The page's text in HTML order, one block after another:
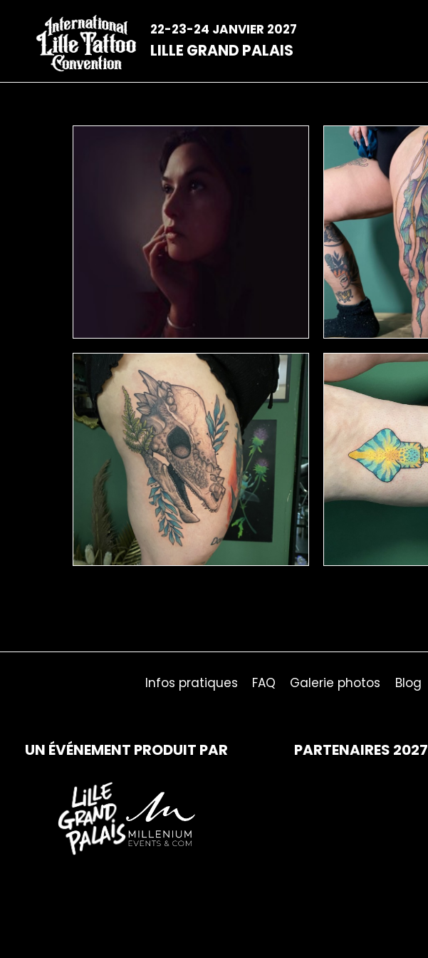
contenu
22-23-24 JANVIER 2027
LILLE GRAND PALAIS
Infos pratiques FAQ Galerie photos Blog
UN ÉVÉNEMENT PRODUIT PAR PARTENAIRES 2027